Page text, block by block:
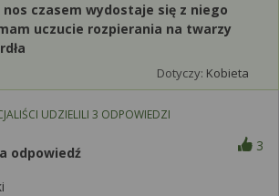
czasem wydostaje się z niego
uczucie rozpierania na twarzy
Dotyczy: Kobieta
UDZIELILI 3 ODPOWIEDZI
odpowiedź 3